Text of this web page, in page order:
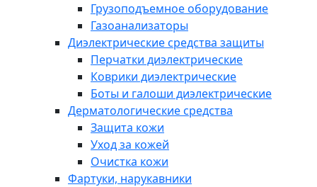
Грузоподъемное оборудование
Газоанализаторы
Диэлектрические средства защиты
Перчатки диэлектрические
Коврики диэлектрические
Боты и галоши диэлектрические
Дерматологические средства
Защита кожи
Уход за кожей
Очистка кожи
Фартуки, нарукавники